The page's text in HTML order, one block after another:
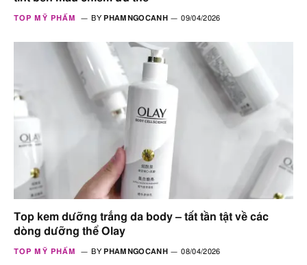
TOP MỸ PHẨM BY PHAMNGOCANH 09/04/2026
Top kem dưỡng trắng da body – tất tần tật về các
dòng dưỡng thể Olay
TOP MỸ PHẨM BY PHAMNGOCANH 08/04/2026